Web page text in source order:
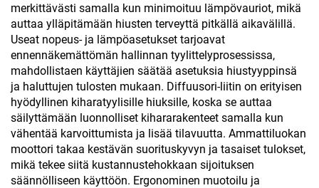
merkittävästi samalla kun minimoituu lämpövauriot, mikä
auttaa ylläpitämään hiusten terveyttä pitkällä aikavälillä.
Useat nopeus- ja lämpöasetukset tarjoavat
ennennäkemättömän hallinnan tyylittelyprosessissa,
mahdollistaen käyttäjien säätää asetuksia hiustyyppinsä
ja haluttujen tulosten mukaan. Diffuusori-liitin on erityisen
hyödyllinen kiharatyylisille hiuksille, koska se auttaa
säilyttämään luonnolliset kihararakenteet samalla kun
vähentää karvoittumista ja lisää tilavuutta. Ammattiluokan
moottori takaa kestävän suorituskyvyn ja tasaiset tulokset,
mikä tekee siitä kustannustehokkaan sijoituksen
säännölliseen käyttöön. Ergonominen muotoilu ja